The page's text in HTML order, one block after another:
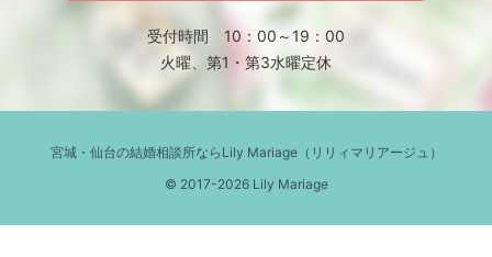
受付時間 10：00～19：00
火曜、第1・第3水曜定休
© 2017-2026 Lily Mariage
宮城・仙台の結婚相談所ならLily Mariage（リリィマリアージュ）